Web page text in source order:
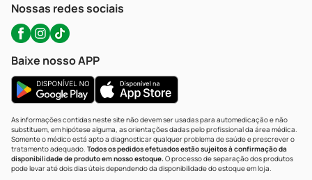
Nossas redes sociais
Baixe nosso APP
As informações contidas neste site não devem ser usadas para automedicação e não
substituem, em hipótese alguma, as orientações dadas pelo profissional da área médica.
Somente o médico está apto a diagnosticar qualquer problema de saúde e prescrever o
tratamento adequado. Todos os pedidos efetuados estão sujeitos à confirmação da
disponibilidade de produto em nosso estoque.O processo de separação dos produtos
pode levar até dois dias úteis dependendo da disponibilidade do estoque em loja.